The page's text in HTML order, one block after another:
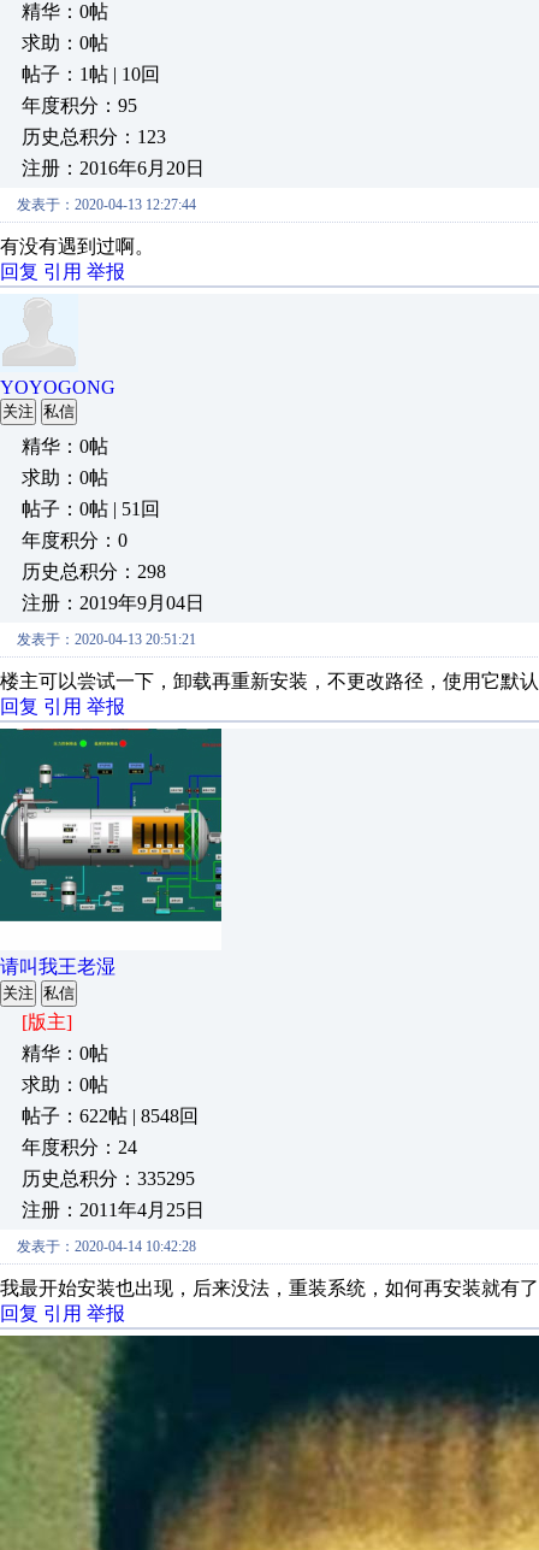
精华：0帖
求助：0帖
帖子：1帖 | 10回
年度积分：95
历史总积分：123
注册：2016年6月20日
发表于：2020-04-13 12:27:44
有没有遇到过啊。
回复 引用 举报
YOYOGONG
关注 私信
精华：0帖
求助：0帖
帖子：0帖 | 51回
年度积分：0
历史总积分：298
注册：2019年9月04日
发表于：2020-04-13 20:51:21
楼主可以尝试一下，卸载再重新安装，不更改路径，使用它默
回复 引用 举报
请叫我王老湿
关注 私信
[版主]
精华：0帖
求助：0帖
帖子：622帖 | 8548回
年度积分：24
历史总积分：335295
注册：2011年4月25日
发表于：2020-04-14 10:42:28
我最开始安装也出现，后来没法，重装系统，如何再安装就有
回复 引用 举报